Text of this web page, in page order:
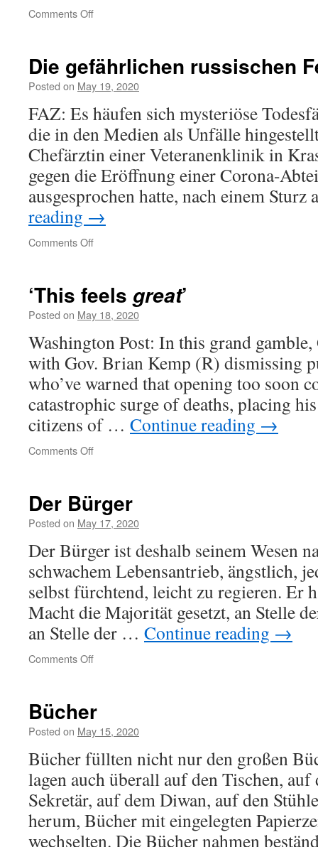
Comments Offon
in
San
Die gefährlichen russischen
Posted on May 19, 2020
FAZ: Es häufen sich mysteriöse
die in den Medien als Unfälle
Chefärztin einer Veteranenklinik in
gegen die Eröffnung einer Corona-
ausgesprochen hatte, nach einem
reading →
Comments Offon
Fenster
‘This feels great’
Posted on May 18, 2020
Washington Post: In this grand
with Gov. Brian Kemp (R) dismissing
who’ve warned that opening too soon
catastrophic surge of deaths, placing
citizens of … Continue reading →
Comments Offon
Der Bürger
Posted on May 17, 2020
Der Bürger ist deshalb seinem Wesen
schwachem Lebensantrieb, ängstlich,
selbst fürchtend, leicht zu regieren. Er
Macht die Majorität gesetzt, an Stelle
an Stelle der … Continue reading →
Comments Offon
Bücher
Posted on May 15, 2020
Bücher füllten nicht nur den großen
lagen auch überall auf den Tischen, auf
Sekretär, auf dem Diwan, auf den
herum, Bücher mit eingelegten
wechselten. Die Bücher nahmen